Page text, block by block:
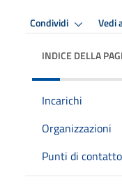
Condividi Vedi
INDICE DELLA
Incarichi
Organizzazioni
Punti di contatto